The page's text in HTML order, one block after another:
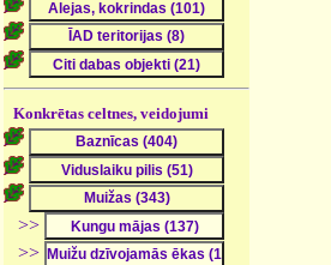
Konkrētas celtnes, veidojumi
>>
>>